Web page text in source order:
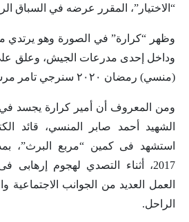
“الاختيار”، المقرر عرضه في السباق
وظهر “كرارة” في الصورة وهو يرتدي
وداخل إحدى مدرعات الجيش، وعلق على
(منسي) رمضان ٢٠٢٠ سنرجي تامر مرسي”.
ومن المعروف أن أمير كرارة يجسد في
استشهد فى كمين “مربع البرث”،
2017، أثناء التصدي لهجوم
العمل العديد من الجوانب الاجتماعية
الراحل.